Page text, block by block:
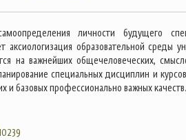
личности будущего
аксиологизация образовательной среды
на важнейших общечеловеческих,
специальных дисциплин и
базовых профессионально важных качеств.